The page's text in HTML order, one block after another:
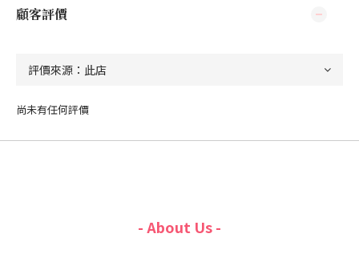
顧客評價
尚未有任何評價
- About Us -